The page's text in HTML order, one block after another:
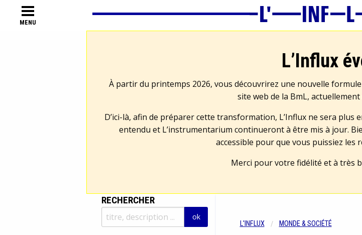
MENU
L’Influx
À partir du printemps 2026, vous découvrirez une nouvelle
site web de la BmL,
D’ici-là, afin de préparer cette transformation, L’Influx ne sera plus
entendu et L’instrumentarium continueront à être mis à jour.
accessible pour que vous puissiez
Merci pour votre fidélité et à très
RECHERCHER
L'INFLUX MONDE & SOCIÉTÉ